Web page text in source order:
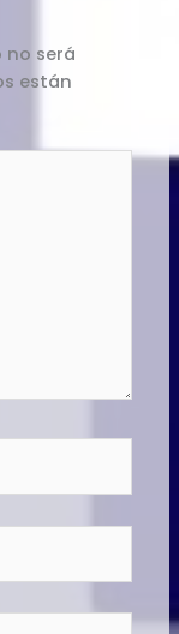
no será
están